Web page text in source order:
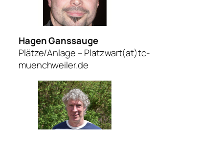
Hagen Ganssauge
Plätze/Anlage – Platzwart(at)tc-
muenchweiler.de